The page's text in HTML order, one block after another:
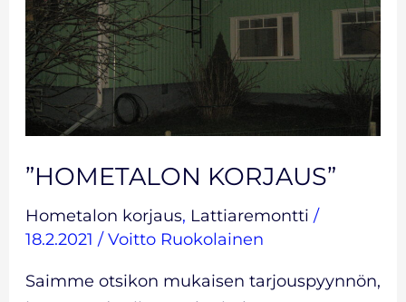
”HOMETALON KORJAUS”
Hometalon korjaus, Lattiaremontti /
18.2.2021 / Voitto Ruokolainen
Saimme otsikon mukaisen tarjouspyynnön,